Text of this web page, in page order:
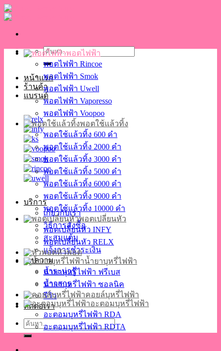
Skip
to
ค้นหา:
หน้าแรก
ร้านค้า
แบรนด์
บริการ
เกี่ยวกับเรา
วิธีการสั่งซื้อ
สะสมแต้ม
แจ้งการชำระเงิน
บทความ
สาระน่ารู้
ข่าวสาร
รีวิว
ติดต่อเรา
ค้นหา:
พอตไฟฟ้า
พอตไฟฟ้า Rincoe
พอตไฟฟ้า Smok
พอตไฟฟ้า Uwell
พอตไฟฟ้า Vaporesso
พอตไฟฟ้า Voopoo
พอตใช้แล้วทิ้ง
พอตใช้แล้วทิ้ง 600 คำ
พอตใช้แล้วทิ้ง 2000 คำ
พอตใช้แล้วทิ้ง 3000 คำ
พอตใช้แล้วทิ้ง 5000 คำ
พอตใช้แล้วทิ้ง 6000 คำ
พอตใช้แล้วทิ้ง 9000 คำ
พอตใช้แล้วทิ้ง 10000 คำ
พอตเปลี่ยนหัว
พอตเปลี่ยนหัว INFY
พอตเปลี่ยนหัว RELX
หัวพอต
น้ำยาบุหรี่ไฟฟ้า
น้ำยาบุหรี่ไฟฟ้า ฟรีเบส
น้ำยาบุหรี่ไฟฟ้า ซอลนิค
คอยล์บุหรี่ไฟฟ้า
อะตอมบุหรี่ไฟฟ้า
อะตอมบุหรี่ไฟฟ้า RDA
อะตอมบุหรี่ไฟฟ้า RDTA